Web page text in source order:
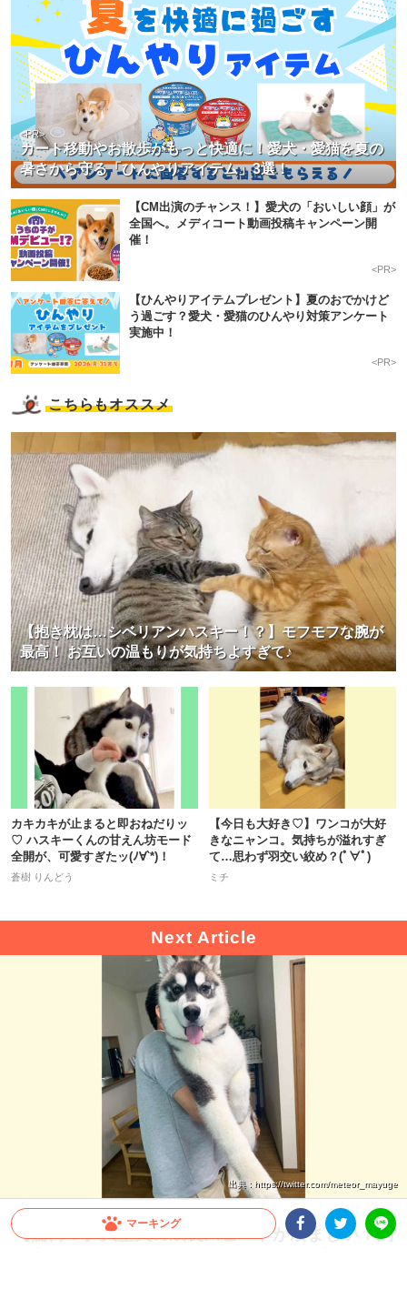
マーキング
カート移動やお散歩がもっと快適に！愛犬・愛猫を夏の
暑さから守る「ひんやりアイテム」3選！
<PR>
【CM出演のチャンス！】愛犬の「おいしい顔」が
全国へ。メディコート動画投稿キャンペーン開
催！
<PR>
【ひんやりアイテムプレゼント】夏のおでかけど
う過ごす？愛犬・愛猫のひんやり対策アンケート
実施中！
<PR>
こちらもオススメ
【抱き枕は…シベリアンハスキー！？】モフモフな腕が
最高！ お互いの温もりが気持ちよすぎて♪
カキカキが止まると即おねだりッ
♡ ハスキーくんの甘えん坊モード
全開が、可愛すぎたッ(ﾉ∀`*)！
蒼樹 りんどう
【今日も大好き♡】ワンコが大好
きなニャンコ。気持ちが溢れすぎ
て…思わず羽交い絞め？(ﾟ∀ﾟ)
ミチ
出典 : https://twitter.com/meteor_mayuge
【驚愕！】大型犬の成長スピードが凄まじい！飼